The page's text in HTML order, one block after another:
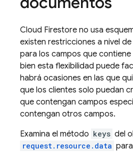
Cloud Firestore no usa
existen restricciones a nivel
para los campos que contiene
bien esta flexibilidad puede
habrá ocasiones en las que
que los clientes solo puedan
que contengan campos
contengan otros campos.
Examina el método keys del
request.resource.data